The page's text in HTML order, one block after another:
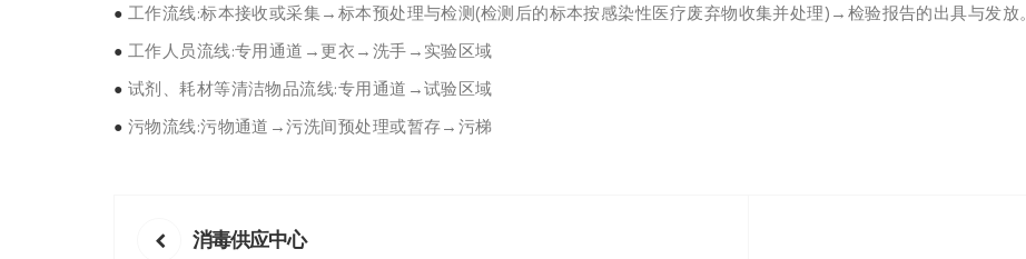
● 工作流线:标本接收或采集→标本预处理与检测(检测后的标本按感染性医疗废弃物收集并处理)→检验报告的出具与发放。
● 工作人员流线:专用通道→更衣→洗手→实验区域
● 试剂、耗材等清洁物品流线:专用通道→试验区域
● 污物流线:污物通道→污洗间预处理或暂存→污梯
消毒供应中心